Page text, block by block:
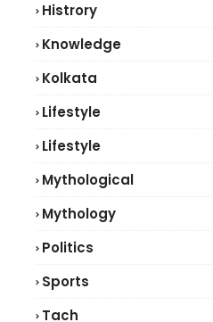
Histrory
Knowledge
Kolkata
Lifestyle
Lifestyle
Mythological
Mythology
Politics
Sports
Tach